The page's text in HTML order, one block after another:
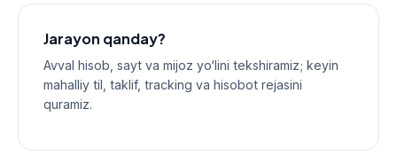
Jarayon qanday?
Avval hisob, sayt va mijoz yo‘lini tekshiramiz; keyin
mahalliy til, taklif, tracking va hisobot rejasini
quramiz.